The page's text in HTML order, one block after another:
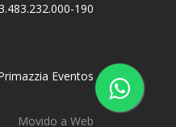
190
Eventos
Movido a Web